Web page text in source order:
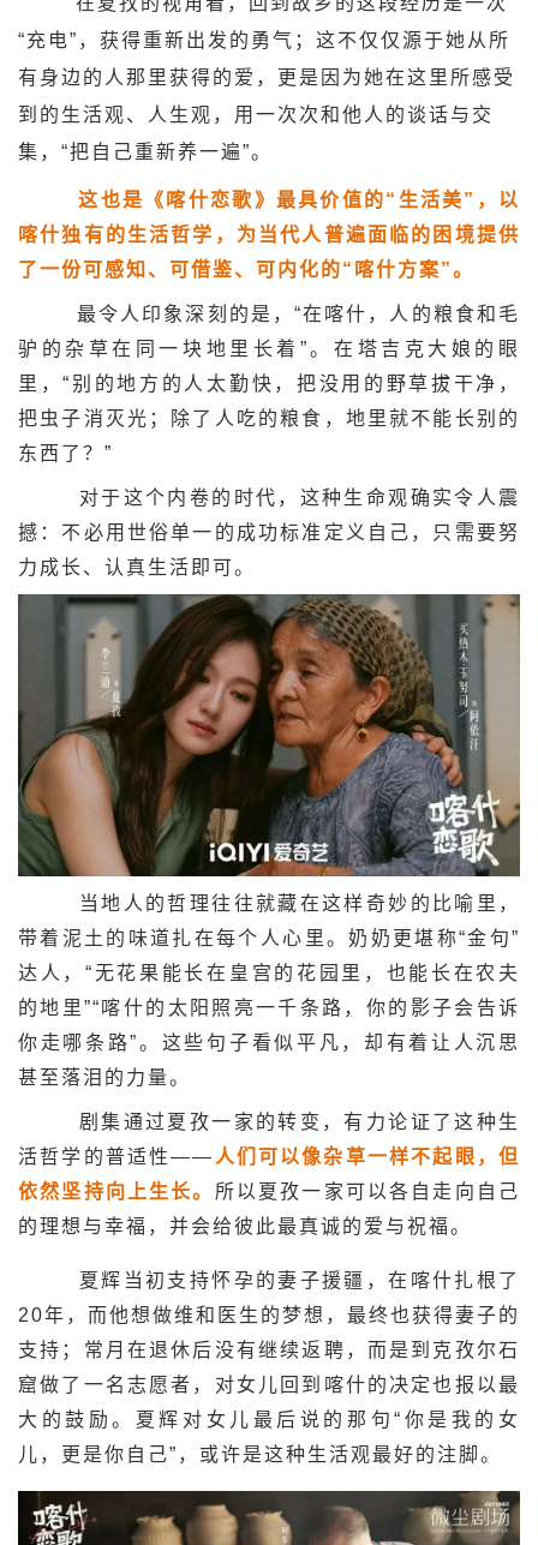
“充电”，获得重新出发的勇气；这不仅仅源于她从所
有身边的人那里获得的爱，更是因为她在这里所感受
到的生活观、人生观，用一次次和他人的谈话与交
集，“把自己重新养一遍”。
这也是《喀什恋歌》最具价值的“生活美”，以
喀什独有的生活哲学，为当代人普遍面临的困境提供
了一份可感知、可借鉴、可内化的“喀什方案”。
最令人印象深刻的是，“在喀什，人的粮食和毛
驴的杂草在同一块地里长着”。在塔吉克大娘的眼
里，“别的地方的人太勤快，把没用的野草拔干净，
把虫子消灭光；除了人吃的粮食，地里就不能长别的
东西了？”
对于这个内卷的时代，这种生命观确实令人震
撼：不必用世俗单一的成功标准定义自己，只需要努
力成长、认真生活即可。
当地人的哲理往往就藏在这样奇妙的比喻里，
带着泥土的味道扎在每个人心里。奶奶更堪称“金句”
达人，“无花果能长在皇宫的花园里，也能长在农夫
的地里”“喀什的太阳照亮一千条路，你的影子会告诉
你走哪条路”。这些句子看似平凡，却有着让人沉思
甚至落泪的力量。
剧集通过夏孜一家的转变，有力论证了这种生
活哲学的普适性—— 人们可以像杂草一样不起眼，但
依然坚持向上生长。 所以夏孜一家可以各自走向自己
的理想与幸福，并会给彼此最真诚的爱与祝福。
夏辉当初支持怀孕的妻子援疆，在喀什扎根了
20年，而他想做维和医生的梦想，最终也获得妻子的
支持；常月在退休后没有继续返聘，而是到克孜尔石
窟做了一名志愿者，对女儿回到喀什的决定也报以最
大的鼓励。夏辉对女儿最后说的那句“你是我的女
儿，更是你自己”，或许是这种生活观最好的注脚。